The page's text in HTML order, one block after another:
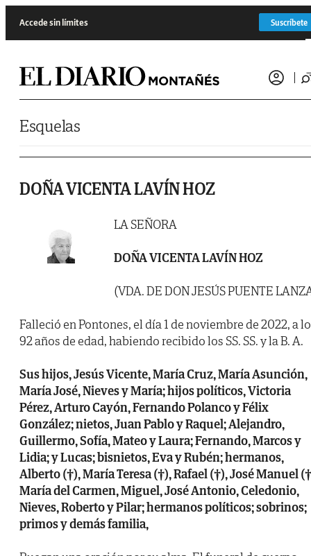
Accede sin límites Suscríbete
Esquelas
DOÑA VICENTA LAVÍN HOZ
LA SEÑORA
DOÑA VICENTA LAVÍN HOZ
(VDA. DE DON JESÚS PUENTE
Falleció en Pontones, el día 1 de noviembre de 2022, a
92 años de edad, habiendo recibido los SS. SS. y la B. A.
Sus hijos, Jesús Vicente, María Cruz, María Asunción,
María José, Nieves y María; hijos políticos, Victoria
Pérez, Arturo Cayón, Fernando Polanco y Félix
González; nietos, Juan Pablo y Raquel; Alejandro,
Guillermo, Sofía, Mateo y Laura; Fernando, Marcos y
Lidia; y Lucas; bisnietos, Eva y Rubén; hermanos,
Alberto (†), María Teresa (†), Rafael (†), José Manuel
María del Carmen, Miguel, José Antonio, Celedonio,
Nieves, Roberto y Pilar; hermanos políticos; sobrinos;
primos y demás familia,